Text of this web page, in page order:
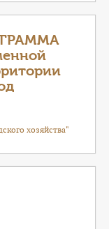
хозяйства"